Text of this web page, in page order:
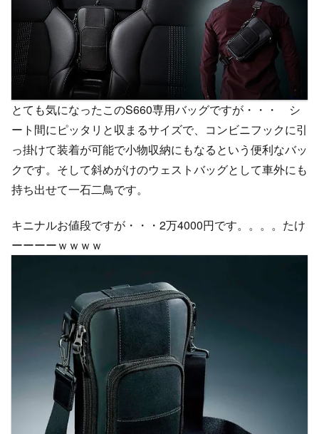
とても気になったこのS660専用バッグですが・・・ シ
ート間にピッタリと収まるサイズで、コンビニフックに引
っ掛けて装着が可能で小物収納にもなるという便利なバッ
クです。そして斜めがけのウェストバッグとして車外にも
持ち出せて一石二鳥です。
キニナルお値段ですが・・・2万4000円です。。。。たけ
ーーーーｗｗｗｗ